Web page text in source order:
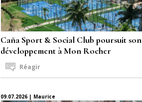
Caña Sport & Social Club poursuit son
développement à Mon Rocher
Réagir
09.07.2026 | Maurice